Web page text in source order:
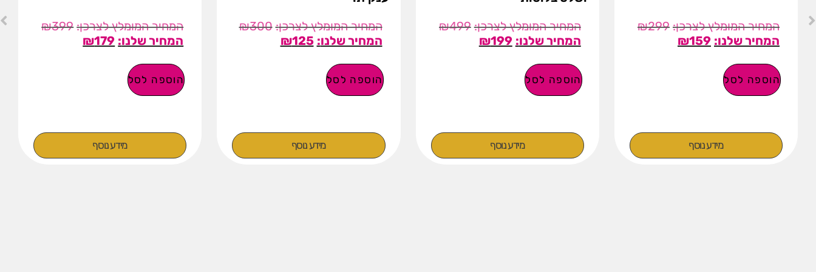
₪299
₪159
הוספה לסל
מידע נוסף
₪499
₪199
הוספה לסל
מידע נוסף
₪300
₪125
הוספה לסל
מידע נוסף
₪399
₪179
הוספה לסל
מידע נוסף